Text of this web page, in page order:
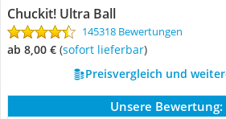
Chuckit! Ultra Ball
145318 Bewertungen
ab 8,00 € ( Sofort lieferbar)
Preisvergleich und
Unsere Bewertung: